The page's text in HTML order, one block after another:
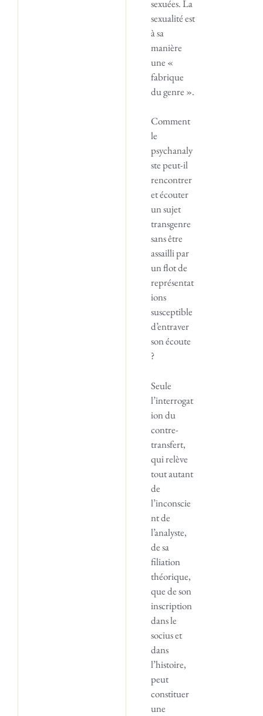
sexuées. La
sexualité est
à sa
manière
une «
fabrique
du genre ».
Comment
le
psychanaly
ste peut-il
rencontrer
et écouter
un sujet
transgenre
sans être
assailli par
un flot de
représentat
ions
susceptible
d’entraver
son écoute
?
Seule
l’interrogat
ion du
contre-
transfert,
qui relève
tout autant
de
l’inconscie
nt de
l’analyste,
de sa
filiation
théorique,
que de son
inscription
dans le
socius et
dans
l’histoire,
peut
constituer
une